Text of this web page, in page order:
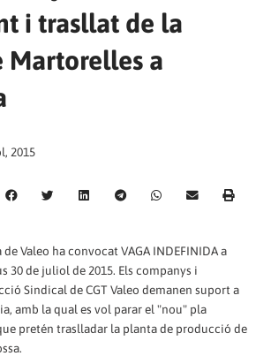
i trasllat de la
Martorelles a
2015
Valeo ha convocat VAGA INDEFINIDA a
30 de juliol de 2015. Els companys i
Sindical de CGT Valeo demanen suport a
amb la qual es vol parar el "nou" pla
pretén traslladar la planta de producció de